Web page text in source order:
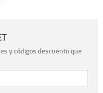
y códigos descuento que